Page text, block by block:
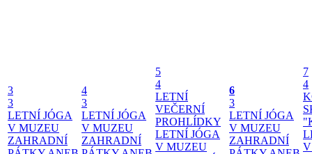
3
3
LETNÍ JÓGA
V MUZEU
ZAHRADNÍ
4
3
LETNÍ JÓGA
V MUZEU
ZAHRADNÍ
5
4
LETNÍ
VEČERNÍ
PROHLÍDKY
LETNÍ JÓGA
V MUZEU
6
3
LETNÍ JÓGA
V MUZEU
ZAHRADNÍ
7
4